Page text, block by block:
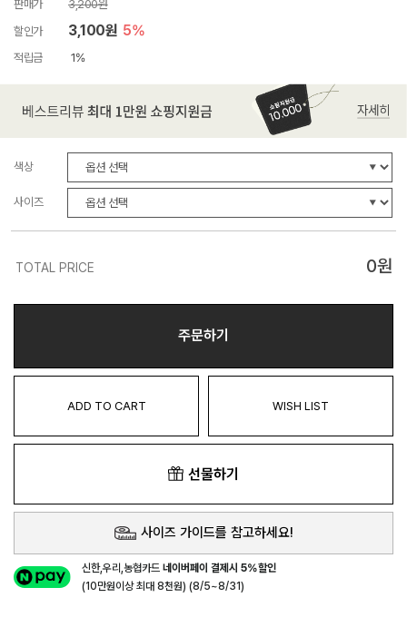
판매가
3,200원
할인가
3,100원 5%
적립금 1%
색상
사이즈
TOTAL PRICE 0원
주문하기
ADD TO CART WISH LIST
선물하기
사이즈 가이드를 참고하세요!
신한,우리,농협카드네이버페이 결제시 5%할인
(10만원이상 최대 8천원) (8/5~8/31)